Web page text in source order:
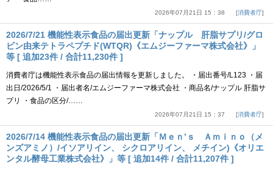
2026年07月21日 15：38 消費者庁
2026/7/21 機能性表示食品の届出更新「ナップル 肝脂サプリ/グロ
ビン由来テトラペプチド(WTQR)《エムジーファーマ株式会社》」
等 [ 追加23件 / 合計11,230件 ]
消費者庁は機能性表示食品の届出情報を更新しました。 ・届出番号/L123 ・届
出日/2026/5/1 ・届出者名/エムジーファーマ株式会社 ・商品名/ナップル 肝脂サ
プリ ・食品の区分/……
2026年07月21日 15：37 消費者庁
2026/7/14 機能性表示食品の届出更新「Ｍｅｎ’ｓ Ａｍｉｎｏ（メ
ンズアミノ）/イソアリイン、 シクロアリイン、 メチイン)《オリエ
ンタル酵母工業株式会社》」等 [ 追加14件 / 合計11,207件 ]